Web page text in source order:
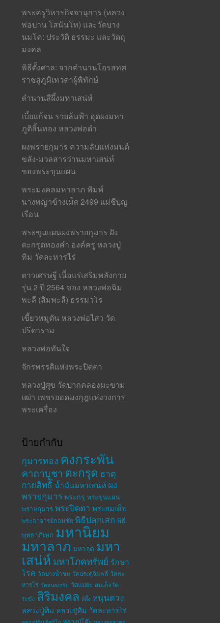
พระครูวิหารกิจจานุการ (หลวง
พ่อปาน โสนันโท) และวัดบาง
นมโค: ประวัติ ธรรมะ และวัตถุ
มงคล
พิธีตั้งศาล: จากตำนานโอรสทศ
ราชสู่ภูมิเทวดาผู้พิทักษ์
ตำนานสีผึ้งมหาเสน่ห์
เบี้ยแก้จน รวยล้นฟ้า อุดผงมหา
ภูติลิ้นทอง หลวงพ่อดำ
ผงพรายกุมาร ความลับแห่งมนต์
ขลัง-มวลสารว่านมหาเสน่ห์
ของพระขุนแผน
พระมงคลมหาลาภ พิมพ์
นางพญาข้างเม็ด 2499 แม่ชีบุญ
เรือน
พระขุนแผนผงพรายกุมาร ฝัง
ตะกรุดทองคำ องค์ครู หลวงปู่
ทิม วัดละหารไร่
ดาวเศรษฐี เนื้อแร่เสริมพลังกาย
รุ่น 2 ปี 2564 ของ หลวงพ่อฉิม
พะลี (สิมพะลี) ธรรมวโร
เขี้ยวหมูตัน หลวงพ่อไสว วัด
ปรีดาราม
หลวงพ่อทันใจ
จักรพรรดิแห่งพระปิดตา
หลวงปู่ศุข วัดปากคลองมะขาม
เฒ่า เพชรยอดมงกุฎแห่งวงการ
พระเครื่อง
ป้ายกำกับ
กุมารทอง คงกระพัน
คาถาบูชา ตะกรุด ธาตุ
กายสิทธิ์ น้ำมันมหาเสน่ห์ ผง
พรายกุมาร พระกรุ พระขุนแผน
พรายกุมาร พระปิดตา พระสมเด็จ
พระอาจารย์กอบชัย พิธีปลุกเสก พิธี
พุทธาภิเษก มหานิยม
มหาลาภ มหาอุด มหา
เสน่ห์ มหาโภคทรัพย์ รักษา
โรค วัดบางน้ำชน วัดประดู่ฉิมพลี วัดละ
หารไร่ วัดหนองกรับ วัดแม่ยะ สมเด็จวัด
ระฆัง สิริมงคล สีผึ้ง หนุนดวง
หลวงปู่ทิม หลวงปู่ทิม วัดละหารไร่